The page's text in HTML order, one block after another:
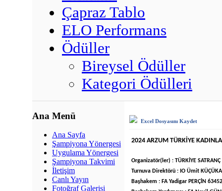
Çapraz Tablo
ELO Performans
Ödüller
Bireysel Ödüller
Kategori Ödülleri
Ana Menü
Ana Sayfa
Şampiyona Yönergesi
Uygulama Yönergesi
Şampiyona Takvimi
İletişim
Canlı Yayın
Fotoğraf Galerisi
Excel Dosyasını Kaydet
2024 ARZUM TÜRKİYE
Organizatör(ler) : TÜRKİYE SATRANÇ
Turnuva Direktörü : IO Ümit
Başhakem : FA Yadigar PERÇİN